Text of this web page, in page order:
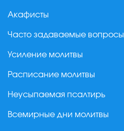
Акафисты
Часто задаваемые вопросы
Усиление молитвы
Расписание молитвы
Неусыпаемая псалтирь
Всемирные дни молитвы